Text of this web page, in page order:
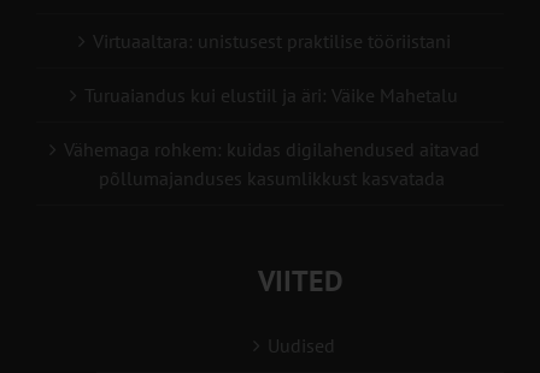
Virtuaaltara: unistusest praktilise tööriistani
Turuaiandus kui elustiil ja äri: Väike Mahetalu
Vähemaga rohkem: kuidas digilahendused aitavad
põllumajanduses kasumlikkust kasvatada
VIITED
Uudised